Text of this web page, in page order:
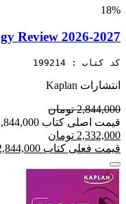
18%
Review 2026-2027
کد کتاب : 199214
انتشارات Kaplan
2,844,000 تومان
قیمت اصلی کتاب 2,844,000 تومان بود
2,332,000 تومان
قیمت فعلی کتاب 2,844,000 تومان است